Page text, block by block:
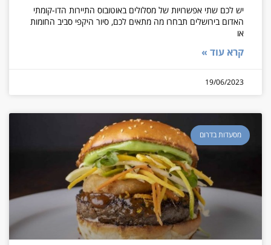
יש לכם שתי אפשרויות של מסלולים באוטובוס התיירות הדו-קומתי
האדום בירושלים תבחרו מה מתאים לכם, סיור היקפי סביב החומות
או
קרא עוד »
19/06/2023
מסעדות בדרום